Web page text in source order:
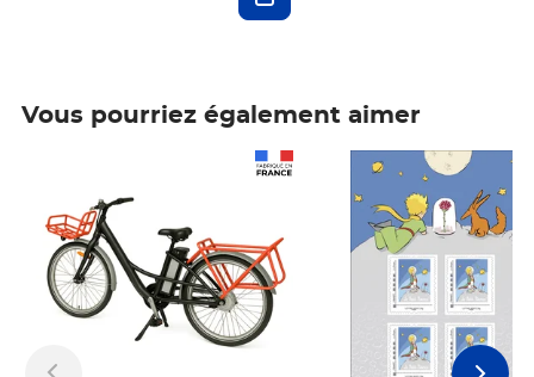
Vous pourriez également aimer
Prix 7,50€